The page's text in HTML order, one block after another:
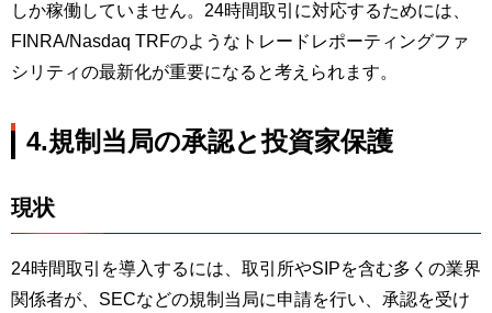
しか稼働していません。24時間取引に対応するためには、
FINRA/Nasdaq TRFのようなトレードレポーティングファ
シリティの最新化が重要になると考えられます。
4.規制当局の承認と投資家保護
現状
24時間取引を導入するには、取引所やSIPを含む多くの業界
関係者が、SECなどの規制当局に申請を行い、承認を受け